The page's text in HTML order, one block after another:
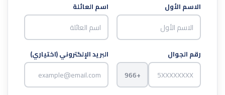
الاسم الأول اسم العائلة
رقم الجوال
+966
البريد الإلكتروني (اختياري)